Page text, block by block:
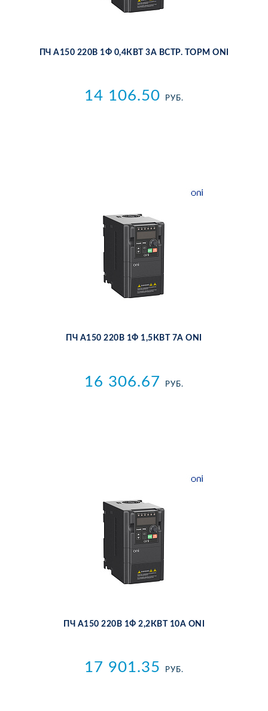
ПЧ A150 220В 1Ф 0,4КВТ 3А ВСТР. ТОРМ ONI
14 106.50 РУБ.
ПЧ A150 220В 1Ф 1,5КВТ 7А ONI
16 306.67 РУБ.
ПЧ A150 220В 1Ф 2,2КВТ 10А ONI
17 901.35 РУБ.